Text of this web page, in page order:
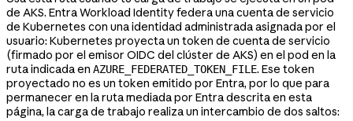
de AKS. Entra Workload Identity federa una cuenta de servicio
de Kubernetes con una identidad administrada asignada por el
usuario: Kubernetes proyecta un token de cuenta de servicio
(firmado por el emisor OIDC del clúster de AKS) en el pod en la
ruta indicada en AZURE_FEDERATED_TOKEN_FILE. Ese token
proyectado no es un token emitido por Entra, por lo que para
permanecer en la ruta mediada por Entra descrita en esta
página, la carga de trabajo realiza un intercambio de dos saltos: